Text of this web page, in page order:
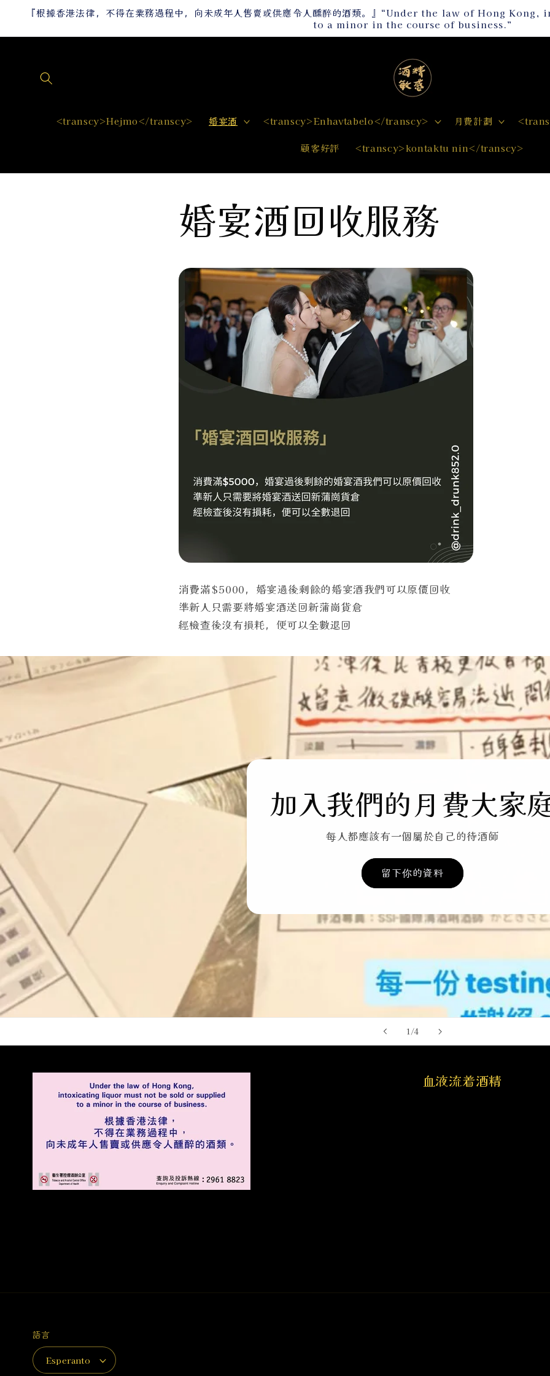
跳至內
『根據香港法律，不得在業務過程中，向未成年人售賣或供應令人醺醉的酒類。』“Under the law of Hong
to a minor in the course of business.”
<transcy>Hejmo</transcy> 婚宴酒 <transcy>Enhavtabelo</transcy> 月費計劃
顧客好評 <transcy>kontaktu nin</transcy>
婚宴酒回收服務
消費滿$5000，婚宴過後剩餘的婚宴酒我們可以原價回收
準新人只需要將婚宴酒送回新蒲崗貨倉
經檢查後沒有損耗，便可以全數退回
加入我們的月費大家
每人都應該有一個屬於自己的待酒師
留下你的資料
1/
/4
血液流着酒精
語言
Esperanto